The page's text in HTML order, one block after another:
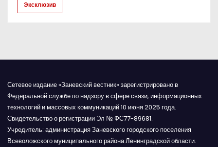
Эксклюзив
Сетевое издание «Заневский вестник» зарегистрировано в
Федеральной службе по надзору в сфере связи, информационных
технологий и массовых коммуникаций 10 июня 2025 года.
Свидетельство о регистрации Эл № ФС77-89681.
Учредитель: администрация Заневского городского поселения
Всеволожского муниципального района Ленинградской области.